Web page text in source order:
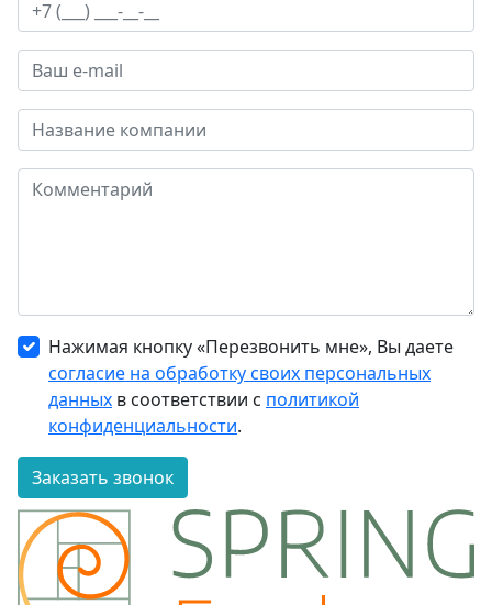
Нажимая кнопку «Перезвонить мне», Вы даете
согласие на обработку своих персональных
данных в соответствии с политикой
конфиденциальности.
Заказать звонок